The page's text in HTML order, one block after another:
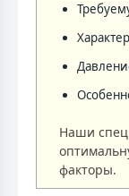
Наши
факторы.